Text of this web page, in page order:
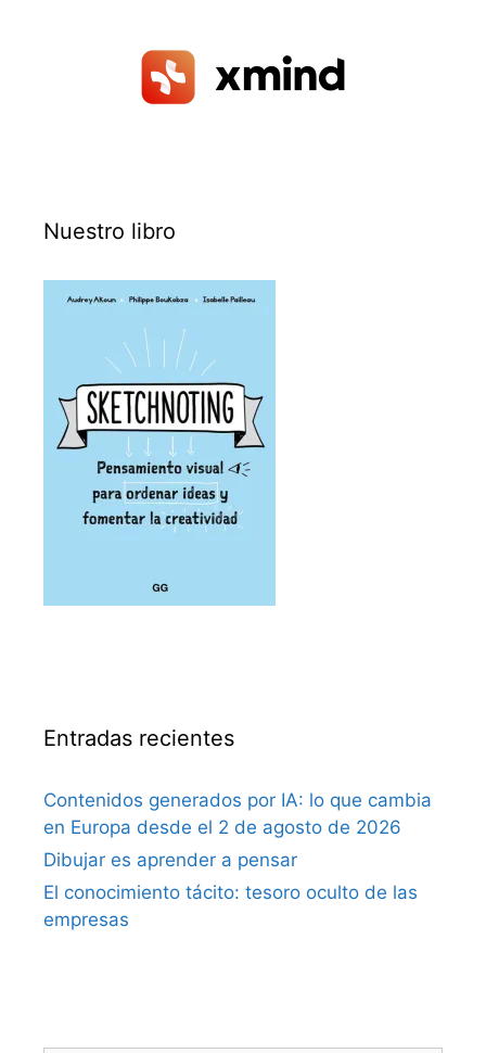
Nuestro libro
Entradas recientes
Contenidos generados por IA: lo que cambia
en Europa desde el 2 de agosto de 2026
Dibujar es aprender a pensar
El conocimiento tácito: tesoro oculto de las
empresas